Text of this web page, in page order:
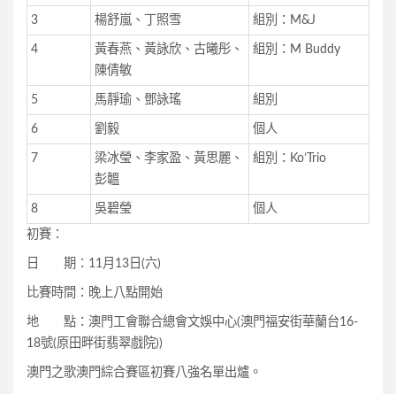
3 楊舒嵐、丁照雪 組別：M&J
4
黃春燕、黃詠欣、古曦彤、
陳倩敏
組別：M Buddy
5 馬靜瑜、鄧詠瑤 組別
6 劉毅 個人
7
梁冰瑩、李家盈、黃思麗、
彭韞
組別：Ko’Trio
8 吳碧瑩
個人
初賽：
日 期：11月13日(六)
比賽時間：晚上八點開始
地 點：澳門工會聯合總會文娛中心(澳門福安街華蘭台16-
18號(原田畔街翡翠戲院))
澳門之歌澳門綜合賽區初賽八強名單出爐。